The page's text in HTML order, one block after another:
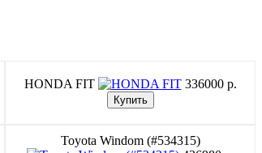
HONDA FIT 336000 p.
Toyota Windom (#534315)